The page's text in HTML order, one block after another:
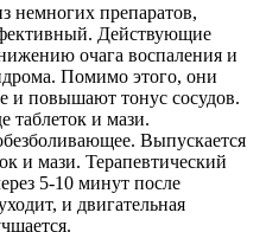
немногих препаратов,
Действующие
очага воспаления и
Помимо этого, они
и повышают тонус сосудов.
таблеток и мази.
Выпускается
и мази. Терапевтический
5-10 минут после
и двигательная